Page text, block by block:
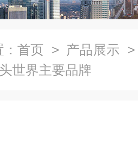
首页 > 产品展示
世界主要品牌